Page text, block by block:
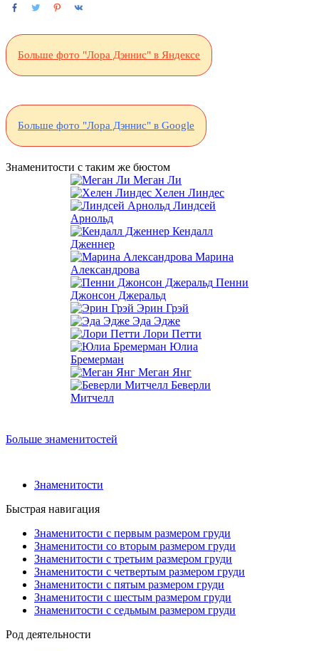
Больше фото "Лора Дэннис" в Яндексе
Больше фото "Лора Дэннис" в Google
Знаменитости с таким же бюстом
Меган Ли
Хелен Линдес
Линдсей
Арнольд
Кендалл
Дженнер
Марина
Александрова
Пенни
Джонсон Джеральд
Эрин Грэй
Эда Эдже
Лори Петти
Юлиа
Бремерман
Меган Янг
Беверли
Митчелл
Больше знаменитостей
Знаменитости
Быстрая навигация
Знаменитости с первым размером груди
Знаменитости со вторым размером груди
Знаменитости с третьим размером груди
Знаменитости с четвертым размером груди
Знаменитости с пятым размером груди
Знаменитости с шестым размером груди
Знаменитости с седьмым размером груди
Род деятельности